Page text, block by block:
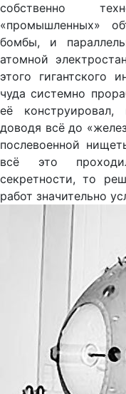
собственно
«промышленных»
бомбы, и
атомной
этого гигантского
чуда системно
её конструировал,
доводя всё до
послевоенной
всё это
секретности, то
работ значительно